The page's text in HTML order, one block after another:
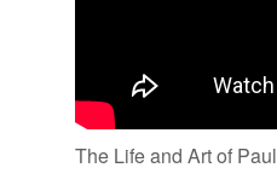
The Life and Art of